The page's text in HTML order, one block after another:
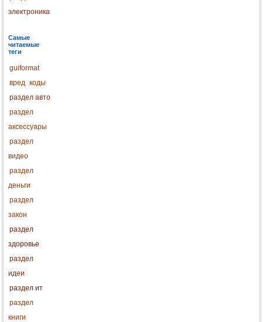
электроника
Самые
читаемые
теги
guiformat
вред коды
раздел авто
раздел
аксессуары
раздел
видео
раздел
деньги
раздел
закон
раздел
здоровье
раздел
идеи
раздел ит
раздел
книги